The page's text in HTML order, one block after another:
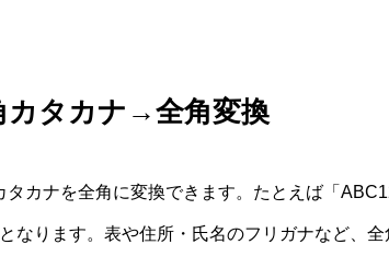
カタカナ→全角変換
カナを全角に変換できます。たとえば「
なります。表や住所・氏名のフリガナなど、全